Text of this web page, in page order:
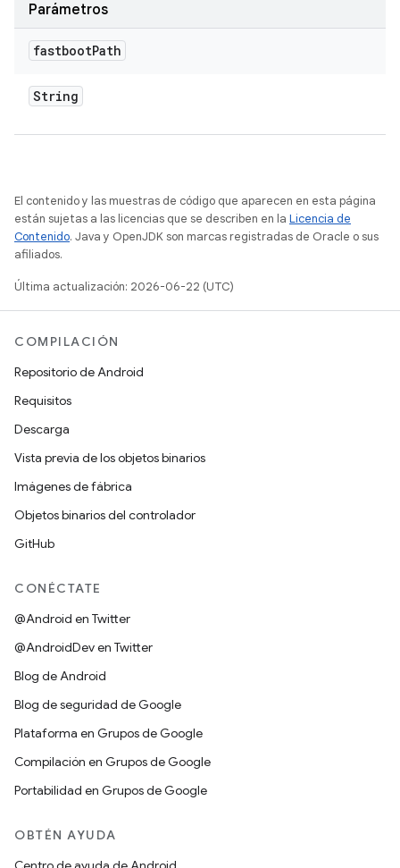
Parámetros
fastbootPath
String
El contenido y las muestras de código que aparecen en esta página
están sujetas a las licencias que se describen en la Licencia de
Contenido. Java y OpenJDK son marcas registradas de Oracle o sus
afiliados.
Última actualización: 2026-06-22 (UTC)
COMPILACIÓN
Repositorio de Android
Requisitos
Descarga
Vista previa de los objetos binarios
Imágenes de fábrica
Objetos binarios del controlador
GitHub
CONÉCTATE
@Android en Twitter
@AndroidDev en Twitter
Blog de Android
Blog de seguridad de Google
Plataforma en Grupos de Google
Compilación en Grupos de Google
Portabilidad en Grupos de Google
OBTÉN AYUDA